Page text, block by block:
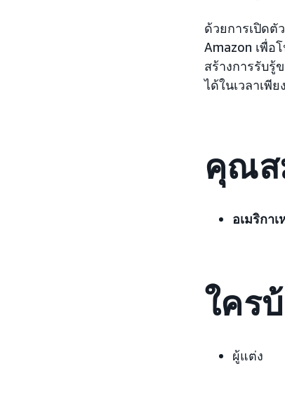
ด้วยการเปิด
Amazon เพื่
สร้างการรับรู้
ได้ในเวลาเพี
คุณส
อเมริกาเ
ใคร
ผู้แต่ง